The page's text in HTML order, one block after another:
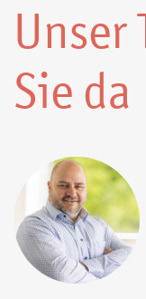
Unser
Sie da